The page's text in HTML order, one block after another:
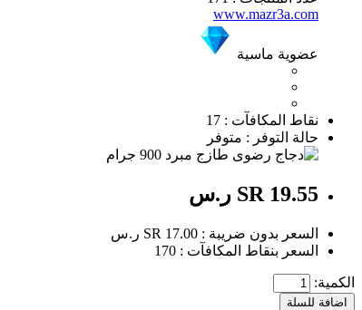
www.mazr3a.com
عضوية ماسية
نقاط المكافآت : 17
حالة التوفر : متوفر
SR 19.55 ر.س
السعر بدون ضريبة : SR 17.00 ر.س
السعر بنقاط المكافآت : 170
الكمية:
اضافة للسلة